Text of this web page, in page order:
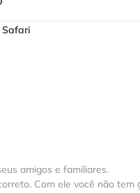
amigos e familiares.
Com ele você não tem